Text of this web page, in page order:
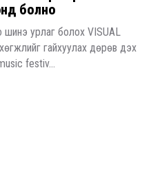
болно
шинэ урлаг болох VISUAL
гайхуулах дөрөв дэх
festiv...